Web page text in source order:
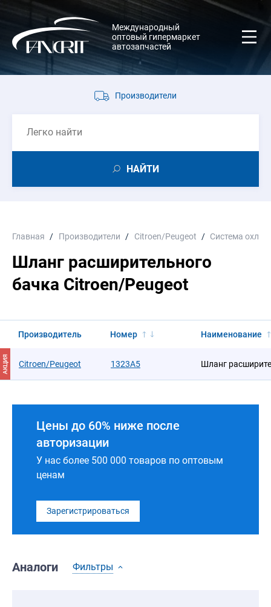
Международный
оптовый гипермаркет
автозапчастей
Производители
НАЙТИ
Главная Производители Citroen/Peugeot Система
Шланг расширительного
бачка Citroen/Peugeot
Производитель Номер Наименование
АКЦИЯ Citroen/Peugeot 1323A5 Шланг
Цены до 60% ниже после
авторизации
У нас более 500 000 товаров по оптовым
ценам
Зарегистрироваться
Аналоги Фильтры